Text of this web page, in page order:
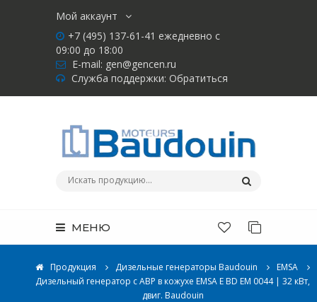
Мой аккаунт
+7 (495) 137-61-41 ежедневно с
09:00 до 18:00
E-mail: gen@gencen.ru
Служба поддержки: Обратиться
МЕНЮ
Продукция Дизельные генераторы Baudouin
EMSA
Дизельный генератор с АВР в кожухе EMSA E BD EM 0044 | 32 кВт,
двиг. Baudouin